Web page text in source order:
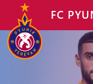
FC